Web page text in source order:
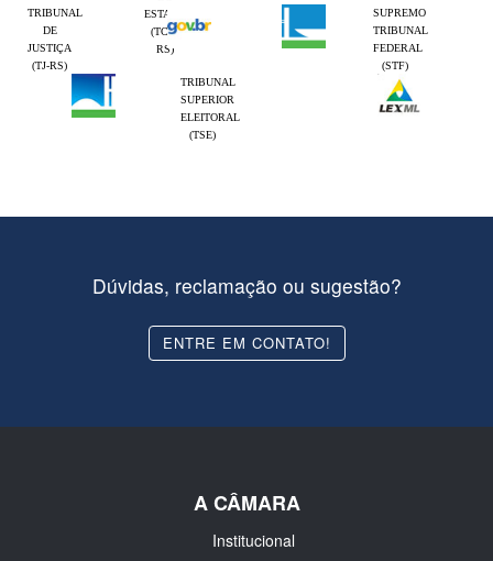
ESTADO
(TCE-
RS)
TRIBUNAL
DE
JUSTIÇA
(TJ-RS)
SUPREMO
TRIBUNAL
FEDERAL
(STF)
TRIBUNAL
SUPERIOR
ELEITORAL
(TSE)
Dúvidas, reclamação ou sugestão?
ENTRE EM CONTATO!
A CÂMARA
Institucional